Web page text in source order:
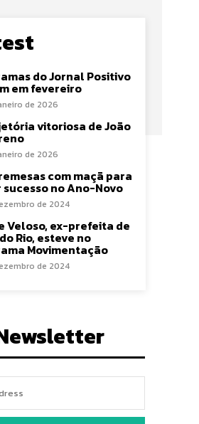
do Jornal Positivo
em fevereiro
de 2026
vitoriosa de João
de 2026
com maçã para
no Ano-Novo
de 2024
Veloso, ex-prefeita de
Rio, esteve no
Movimentação
de 2024